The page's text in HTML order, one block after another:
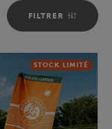
FILTRER
STOCK LIMITÉ